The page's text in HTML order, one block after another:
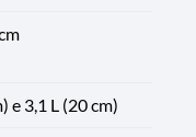
e 3,1 L (20 cm)